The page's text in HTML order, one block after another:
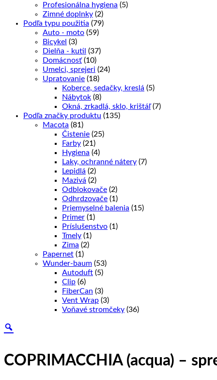
Profesionálna hygiena (5)
Zimné doplnky (2)
Podľa typu použitia (79)
Auto - moto (59)
Bicykel (3)
Dielňa - kutil (37)
Domácnosť (10)
Umelci, sprejeri (24)
Upratovanie (18)
Koberce, sedačky, kreslá (5)
Nábytok (8)
Okná, zrkadlá, sklo, krištáľ (7)
Podľa značky produktu (135)
Macota (81)
Čistenie (25)
Farby (21)
Hygiena (4)
Laky, ochranné nátery (7)
Lepidlá (2)
Mazivá (2)
Odblokovače (2)
Odhrdzovače (1)
Priemyselné balenia (15)
Primer (1)
Príslušenstvo (1)
Tmely (1)
Zima (2)
Papernet (1)
Wunder-baum (53)
Autoduft (5)
Clip (6)
FiberCan (3)
Vent Wrap (3)
Voňavé stromčeky (36)
COPRIMACCHIA (acqua) –